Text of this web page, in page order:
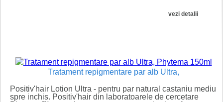
vezi detalii
Tratament repigmentare par alb Ultra,
Positiv'hair Lotion Ultra - pentru par natural castaniu mediu
spre inchis. Positiv'hair din laboratoarele de cercetare